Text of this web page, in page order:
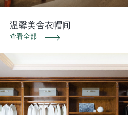
温馨美舍衣帽间
查看全部